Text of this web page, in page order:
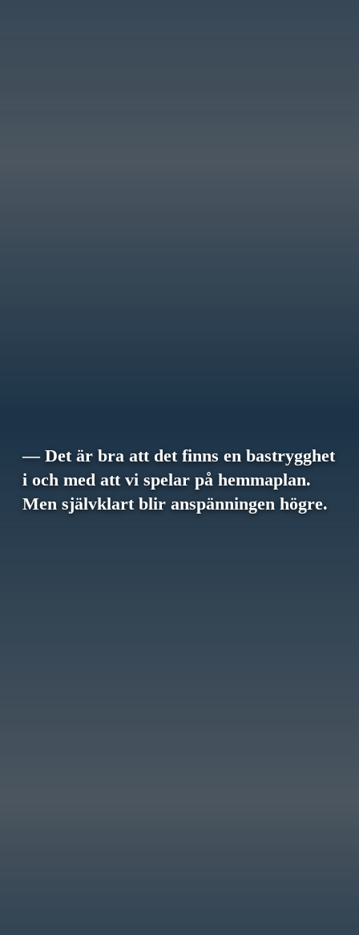
— Det är bra att det finns en bastrygghet
i och med att vi spelar på hemmaplan.
Men självklart blir anspänningen högre.